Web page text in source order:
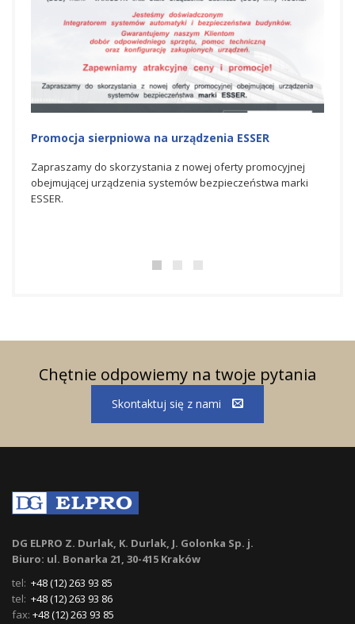
Promocja na urządzenia ESSER
Zapraszamy do skorzystania z czerwcowej oferty
promocyjnej obejmującej urządzenia systemów
bezpieczeństwa marki ESSER.
Chętnie odpowiemy na twoje pytania
Skontaktuj się z nami
DG ELPRO Z. Durlak, K. Durlak, J. Golonka Sp. j.
Biuro: ul. Bonarka 21, 30-415 Kraków
tel: +48 (12) 263 93 85
tel: +48 (12) 263 93 86
fax: +48 (12) 263 93 85